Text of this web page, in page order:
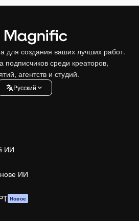
для создания ваших лучших работ.
среди креаторов,
агентств и студий.
Pусский
ИИ
ИИ
Новое